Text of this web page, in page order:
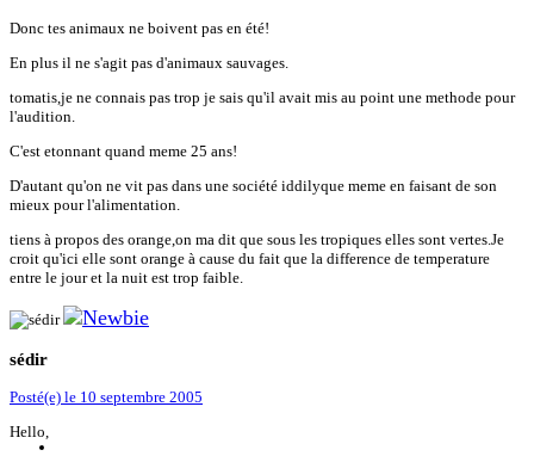
Donc tes animaux ne boivent pas en été!
En plus il ne s'agit pas d'animaux sauvages.
tomatis,je ne connais pas trop je sais qu'il avait mis au point une methode pour
l'audition.
C'est etonnant quand meme 25 ans!
D'autant qu'on ne vit pas dans une société iddilyque meme en faisant de son
mieux pour l'alimentation.
tiens à propos des orange,on ma dit que sous les tropiques elles sont vertes.Je
croit qu'ici elle sont orange à cause du fait que la difference de temperature
entre le jour et la nuit est trop faible.
sédir
Posté(e) le 10 septembre 2005
Hello,